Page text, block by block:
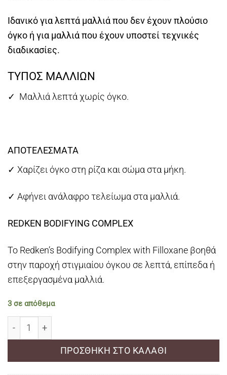
Ιδανικό για λεπτά μαλλιά που δεν έχουν πλούσιο
όγκο ή για μαλλιά που έχουν υποστεί τεχνικές
διαδικασίες.
ΤΥΠΟΣ ΜΑΛΛΙΩΝ
✓ Μαλλιά λεπτά χωρίς όγκο.
ΑΠΟΤΕΛΕΣΜΑΤΑ
✓ Χαρίζει όγκο στη ρίζα και σώμα στα μήκη.
✓ Αφήνει ανάλαφρο τελείωμα στα μαλλιά.
REDKEN BODIFYING COMPLEX
Το Redken’s Bodifying Complex with Filloxane βοηθά
στην παροχή στιγμιαίου όγκου σε λεπτά, επίπεδα ή
επεξεργασμένα μαλλιά.
3 σε απόθεμα
ΠΡΟΣΘΉΚΗ ΣΤΟ ΚΑΛΆΘΙ